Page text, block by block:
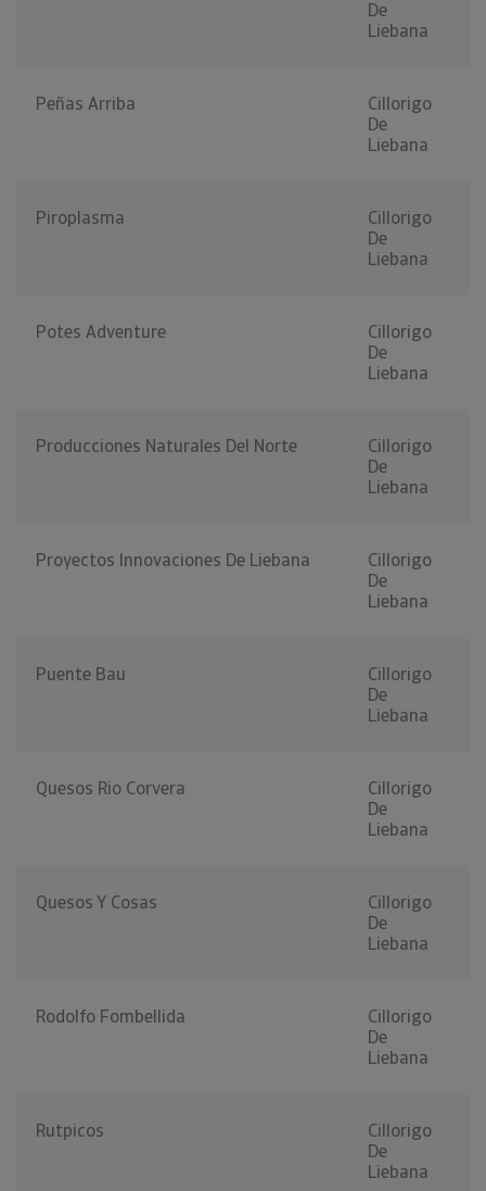
De
Liebana
Peñas Arriba
Cillorigo
De
Liebana
Piroplasma
Cillorigo
De
Liebana
Potes Adventure
Cillorigo
De
Liebana
Producciones Naturales Del Norte
Cillorigo
De
Liebana
Proyectos Innovaciones De Liebana
Cillorigo
De
Liebana
Puente Bau
Cillorigo
De
Liebana
Quesos Rio Corvera
Cillorigo
De
Liebana
Quesos Y Cosas
Cillorigo
De
Liebana
Rodolfo Fombellida
Cillorigo
De
Liebana
Rutpicos
Cillorigo
De
Liebana